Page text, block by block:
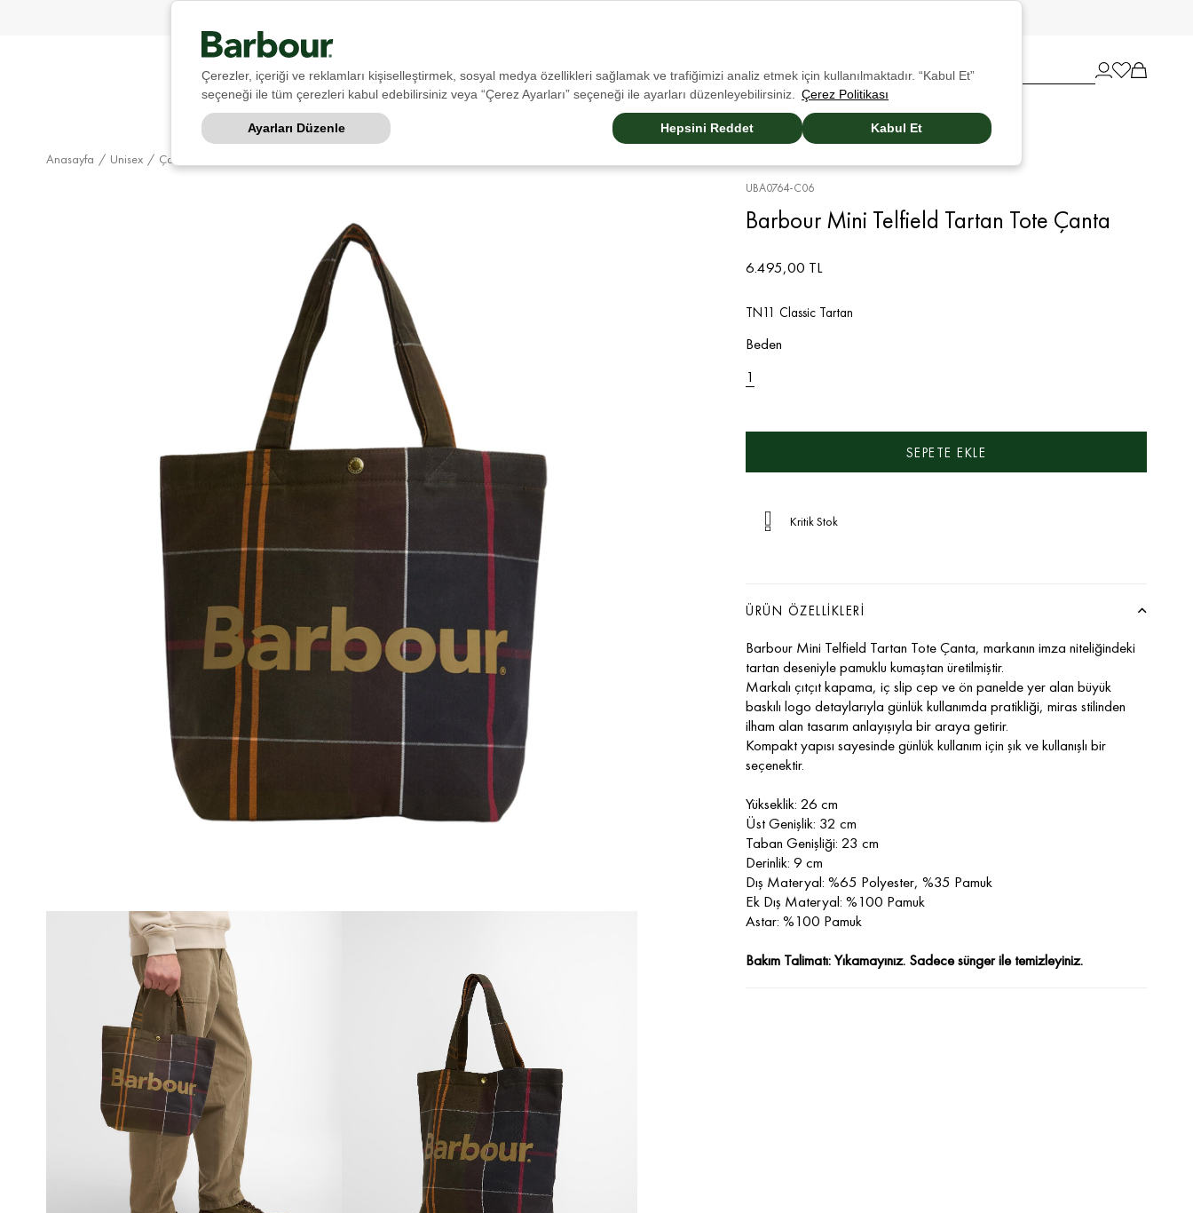
Çerezler, içeriği ve reklamları kişiselleştirmek, sosyal medya özellikleri sağlamak ve trafiğimizi analiz etmek için kullanılmaktadır. “Kabul Et”
seçeneği ile tüm çerezleri kabul edebilirsiniz veya “Çerez Ayarları” seçeneği ile ayarları düzenleyebilirsiniz.
Çerez Politikası
Ayarları Düzenle Hepsini Reddet Kabul Et
Barbour DogsBarbour Internatıonal
Anasayfa Unisex Çanta & Cüzdan
UBA0764-C06
Barbour Mini Telfield Tartan Tote Çanta
6.495,00 TL
TN11 Classic Tartan
Beden
1
Kritik Stok
ÜRÜN ÖZELLIKLERI
Barbour Mini Telfield Tartan Tote Çanta, markanın imza niteliğindeki
tartan deseniyle pamuklu kumaştan üretilmiştir.
Markalı çıtçıt kapama, iç slip cep ve ön panelde yer alan büyük
baskılı logo detaylarıyla günlük kullanımda pratikliği, miras stilinden
ilham alan tasarım anlayışıyla bir araya getirir.
Kompakt yapısı sayesinde günlük kullanım için şık ve kullanışlı bir
seçenektir.
Yükseklik: 26 cm
Üst Genişlik: 32 cm
Taban Genişliği: 23 cm
Derinlik: 9 cm
Dış Materyal: %65 Polyester, %35 Pamuk
Ek Dış Materyal: %100 Pamuk
Astar: %100 Pamuk
Bakım Talimatı: Yıkamayınız. Sadece sünger ile temizleyiniz.